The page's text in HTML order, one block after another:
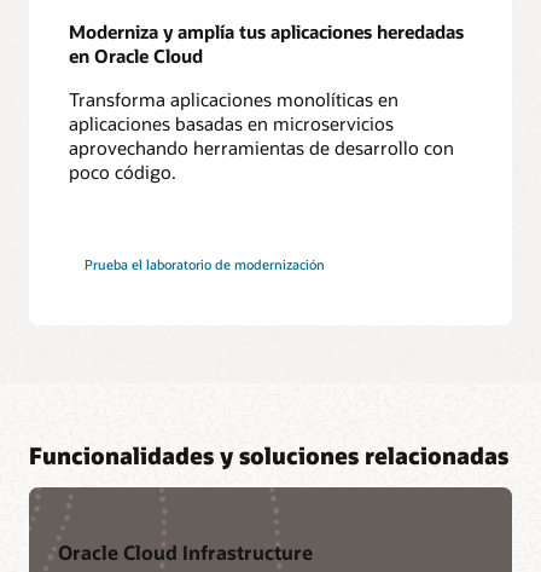
Moderniza y amplía tus aplicaciones heredadas
en Oracle Cloud
Transforma aplicaciones monolíticas en
aplicaciones basadas en microservicios
aprovechando herramientas de desarrollo con
poco código.
Prueba el laboratorio de modernización
Funcionalidades y soluciones relacionadas
Oracle Cloud Infrastructure